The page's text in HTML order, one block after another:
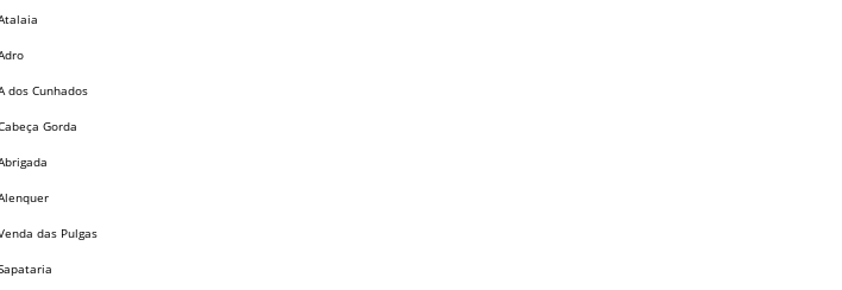
dos Cunhados
Gorda
das Pulgas